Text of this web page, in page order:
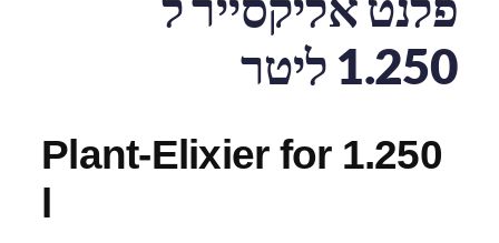
1.250 ליטר
Plant-Elixier for 1.250
l